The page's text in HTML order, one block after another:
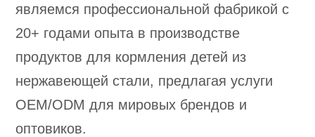
являемся профессиональной фабрикой с
20+ годами опыта в производстве
продуктов для кормления детей из
нержавеющей стали, предлагая услуги
OEM/ODM для мировых брендов и
оптовиков.